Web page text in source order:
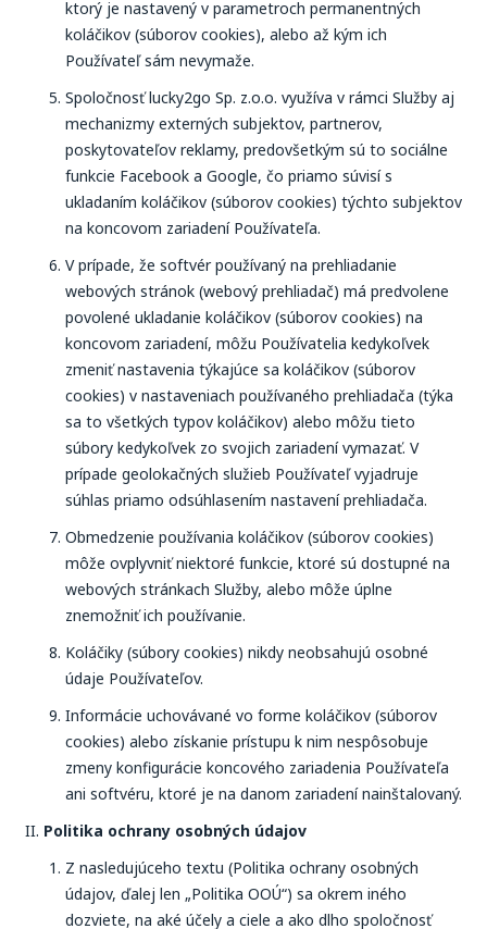
ktorý je nastavený v parametroch permanentných
koláčikov (súborov cookies), alebo až kým ich
Používateľ sám nevymaže.
Spoločnosť lucky2go Sp. z.o.o. využíva v rámci Služby aj
mechanizmy externých subjektov, partnerov,
poskytovateľov reklamy, predovšetkým sú to sociálne
funkcie Facebook a Google, čo priamo súvisí s
ukladaním koláčikov (súborov cookies) týchto subjektov
na koncovom zariadení Používateľa.
V prípade, že softvér používaný na prehliadanie
webových stránok (webový prehliadač) má predvolene
povolené ukladanie koláčikov (súborov cookies) na
koncovom zariadení, môžu Používatelia kedykoľvek
zmeniť nastavenia týkajúce sa koláčikov (súborov
cookies) v nastaveniach používaného prehliadača (týka
sa to všetkých typov koláčikov) alebo môžu tieto
súbory kedykoľvek zo svojich zariadení vymazať. V
prípade geolokačných služieb Používateľ vyjadruje
súhlas priamo odsúhlasením nastavení prehliadača.
Obmedzenie používania koláčikov (súborov cookies)
môže ovplyvniť niektoré funkcie, ktoré sú dostupné na
webových stránkach Služby, alebo môže úplne
znemožniť ich používanie.
Koláčiky (súbory cookies) nikdy neobsahujú osobné
údaje Používateľov.
Informácie uchovávané vo forme koláčikov (súborov
cookies) alebo získanie prístupu k nim nespôsobuje
zmeny konfigurácie koncového zariadenia Používateľa
ani softvéru, ktoré je na danom zariadení nainštalovaný.
Politika ochrany osobných údajov
Z nasledujúceho textu (Politika ochrany osobných
údajov, ďalej len „Politika OOÚ“) sa okrem iného
dozviete, na aké účely a ciele a ako dlho spoločnosť